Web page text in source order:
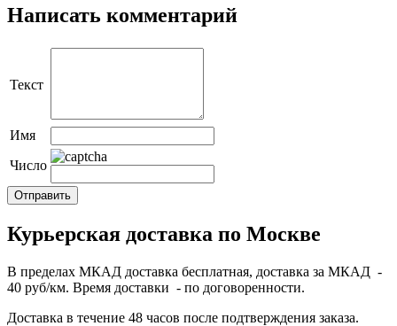
Написать комментарий
Текст
Имя
Число
Курьерская доставка по Москве
В пределах МКАД доставка бесплатная, доставка за МКАД -
40 руб/км. Время доставки - по договоренности.
Доставка в течение 48 часов после подтверждения заказа.